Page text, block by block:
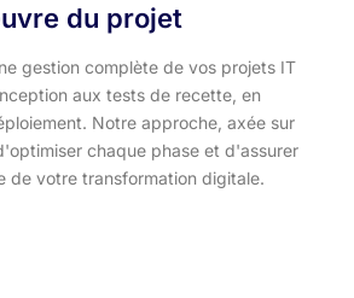
du projet
gestion complète de vos projets IT
aux tests de recette, en
Notre approche, axée sur
chaque phase et d'assurer
de votre transformation digitale.